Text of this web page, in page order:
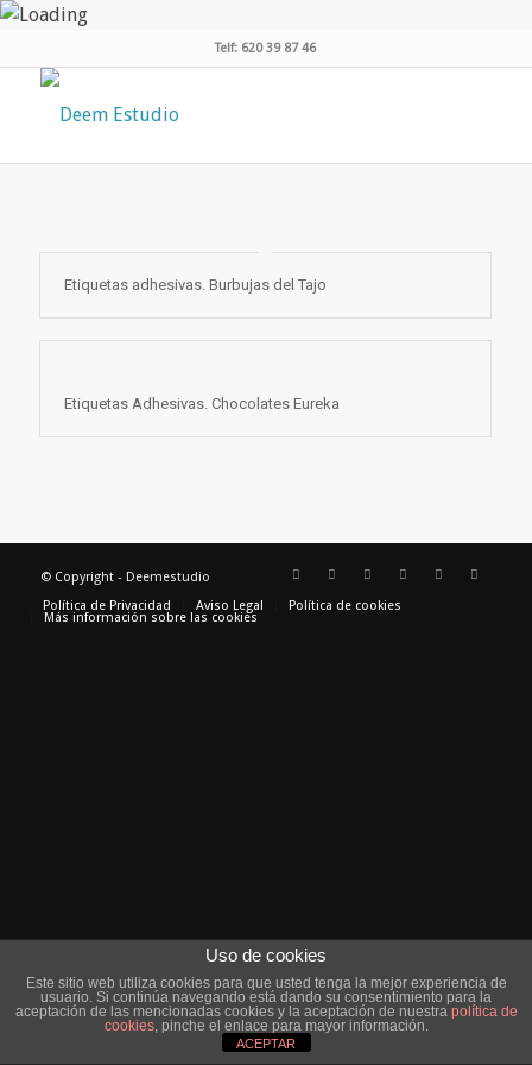
Telf: 620 39 87 46
Etiquetas adhesivas. Burbujas del Tajo
Etiquetas Adhesivas. Chocolates Eureka
© Copyright - Deemestudio
Política de Privacidad
Aviso Legal Política de cookies
Más información sobre las cookies
Uso de cookies
Este sitio web utiliza cookies para que usted tenga la mejor experiencia de
usuario. Si continúa navegando está dando su consentimiento para la
aceptación de las mencionadas cookies y la aceptación de nuestra política de
cookies, pinche el enlace para mayor información.
ACEPTAR